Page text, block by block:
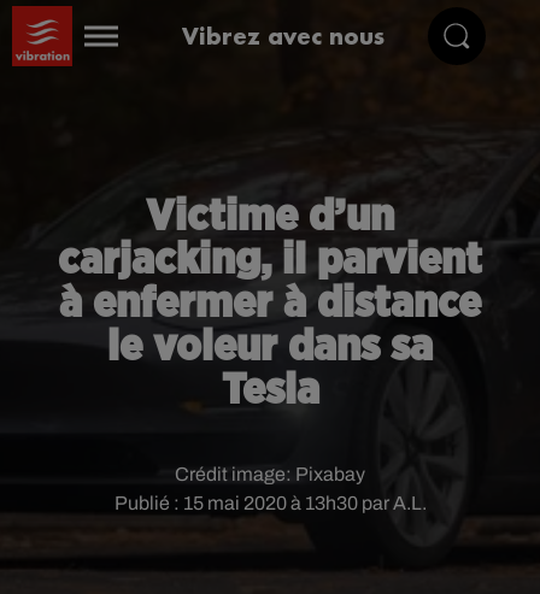
Vibrez avec nous
Victime d’un
carjacking, il parvient
à enfermer à distance
le voleur dans sa
Tesla
Publié : 15 mai 2020 à 13h30 par A.L.
Crédit image: Pixabay